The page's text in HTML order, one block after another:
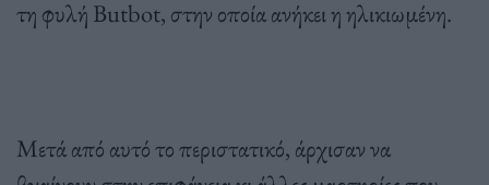
τη φυλή Butbot, στην οποία ανήκει η ηλικιωμένη.
Μετά από αυτό το περιστατικό, άρχισαν να